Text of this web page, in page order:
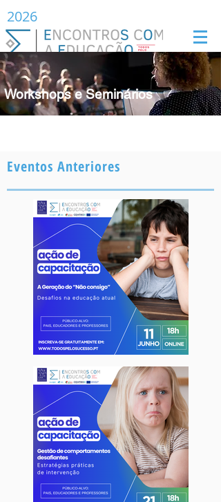
2026
Workshops e Seminários
Eventos Anteriores